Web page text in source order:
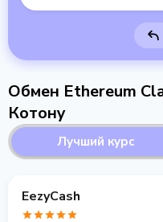
Обмен Ethereum
Котону
Лучший курс
EezyCash